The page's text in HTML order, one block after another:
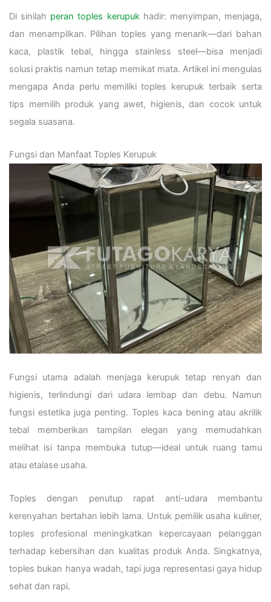
Di sinilah peran toples kerupukhadir: menyimpan, menjaga,
dan menampilkan. Pilihan toples yang menarik—dari bahan
kaca, plastik tebal, hingga stainless steel—bisa menjadi
solusi praktis namun tetap memikat mata. Artikel ini mengulas
mengapa Anda perlu memiliki toples kerupuk terbaik serta
tips memilih produk yang awet, higienis, dan cocok untuk
segala suasana.
Fungsi dan Manfaat Toples Kerupuk
Fungsi utama adalah menjaga kerupuk tetap renyah dan
higienis, terlindungi dari udara lembap dan debu. Namun
fungsi estetika juga penting. Toples kaca bening atau akrilik
tebal memberikan tampilan elegan yang memudahkan
melihat isi tanpa membuka tutup—ideal untuk ruang tamu
atau etalase usaha.
Toples dengan penutup rapat anti-udara membantu
kerenyahan bertahan lebih lama. Untuk pemilik usaha kuliner,
toples profesional meningkatkan kepercayaan pelanggan
terhadap kebersihan dan kualitas produk Anda. Singkatnya,
toples bukan hanya wadah, tapi juga representasi gaya hidup
sehat dan rapi.